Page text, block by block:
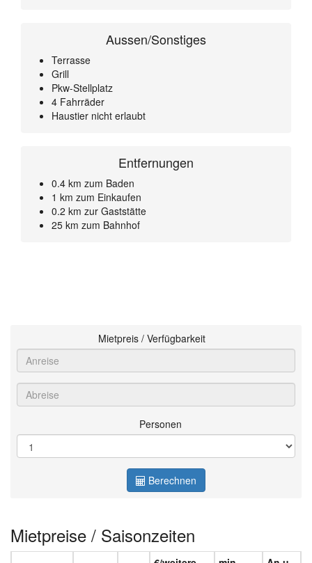
Aussen/Sonstiges
Terrasse
Grill
Pkw-Stellplatz
4 Fahrräder
Haustier nicht erlaubt
Entfernungen
0.4 km zum Baden
1 km zum Einkaufen
0.2 km zur Gaststätte
25 km zum Bahnhof
Mietpreis / Verfügbarkeit
Personen
Berechnen
Mietpreise / Saisonzeiten